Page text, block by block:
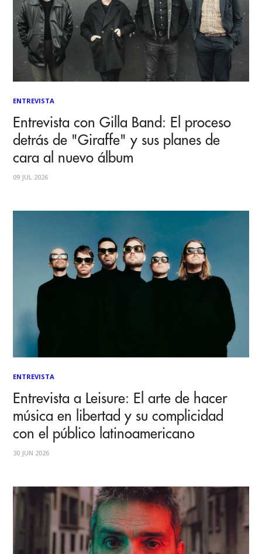
ENTREVISTA
Entrevista con Gilla Band: El proceso
detrás de "Giraffe" y sus planes de
cara al nuevo álbum
09 JUL 2026
ENTREVISTA
Entrevista a Leisure: El arte de hacer
música en libertad y su complicidad
con el público latinoamericano
30 JUN 2026